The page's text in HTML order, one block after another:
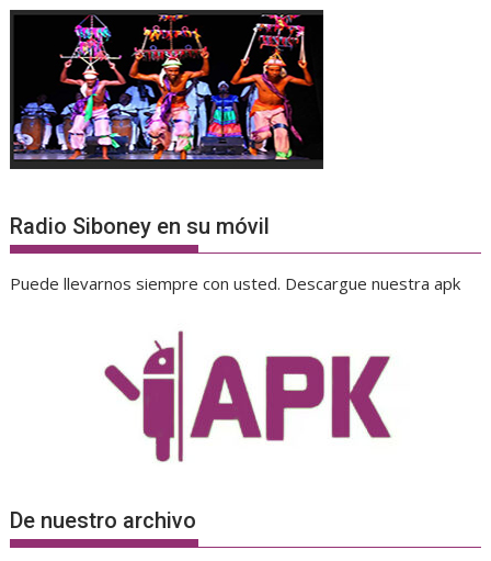
Radio Siboney en su móvil
Puede llevarnos siempre con usted. Descargue nuestra apk
De nuestro archivo